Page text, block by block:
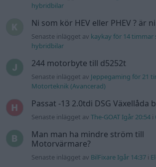
hybridbilar
Ni som kör HEV eller PHEV ? är
Senaste inlägget av kaykay för 14 timmar
hybridbilar
244 motorbyte till d5252t
Senaste inlägget av Jeppegaming för 21
Motorteknik (Avancerad)
Passat -13 2.0tdi DSG Växellåda
Senaste inlägget avThe-GOAT Igår 20:54 i
Man man ha mindre ström till
Motorvärmare?
Senaste inlägget av BilFixare Igår 14:37 i